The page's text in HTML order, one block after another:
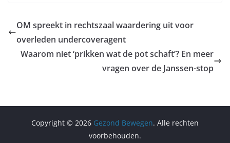
OM spreekt in rechtszaal waardering uit voor
overleden undercoveragent
Waarom niet ‘prikken wat de pot schaft’? En meer
vragen over de Janssen-stop
Copyright © 2026 Gezond Bewegen. Alle rechten
voorbehouden.